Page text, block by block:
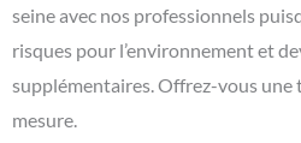
seine avec nos professionnels
risques pour l’environnement et
supplémentaires. Offrez-vous une
mesure.